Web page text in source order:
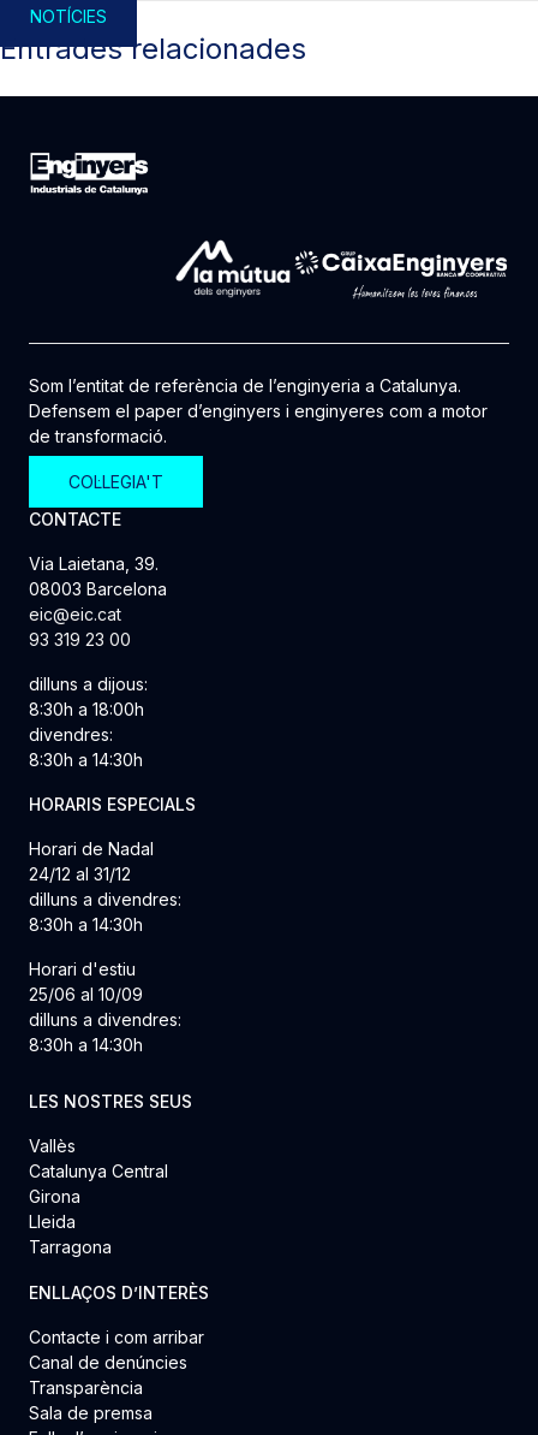
NOTÍCIES
Entrades relacionades
Som l’entitat de referència de l’enginyeria a Catalunya.
Defensem el paper d’enginyers i enginyeres com a motor
de transformació.
COL·LEGIA'T
CONTACTE
Via Laietana, 39.
08003 Barcelona
eic@eic.cat
93 319 23 00
dilluns a dijous:
8:30h a 18:00h
divendres:
8:30h a 14:30h
HORARIS ESPECIALS
Horari de Nadal
24/12 al 31/12
dilluns a divendres:
8:30h a 14:30h
Horari d'estiu
25/06 al 10/09
dilluns a divendres:
8:30h a 14:30h
LES NOSTRES SEUS
Vallès
Catalunya Central
Girona
Lleida
Tarragona
ENLLAÇOS D’INTERÈS
Contacte i com arribar
Canal de denúncies
Transparència
Sala de premsa